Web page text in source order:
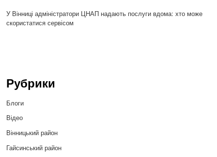
У Вінниці адміністратори ЦНАП надають послуги вдома: хто може
скористатися сервісом
Рубрики
Блоги
Відео
Вінницький район
Гайсинський район